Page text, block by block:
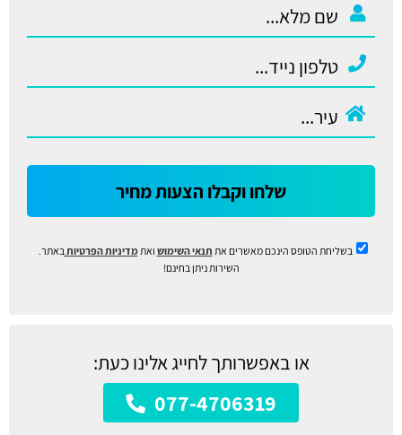
שלחו וקבלו הצעות מחיר
בשליחת הטופס הינכם מאשרים את תנאי השימוש ואתמדיניות הפרטיותבאתר.
השירות ניתן בחינם!
או באפשרותך לחייג אלינו כעת:
077-4706319